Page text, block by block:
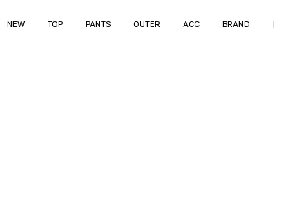
NEW TOP PANTS OUTER ACC BRAND